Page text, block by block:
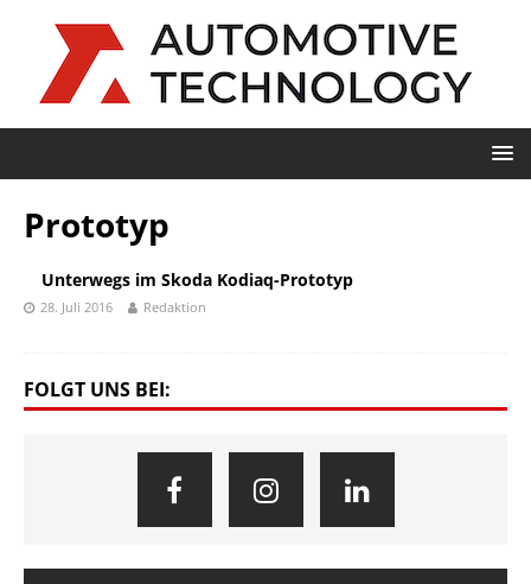
Prototyp
Unterwegs im Skoda Kodiaq-Prototyp
28. Juli 2016 Redaktion
FOLGT UNS BEI: